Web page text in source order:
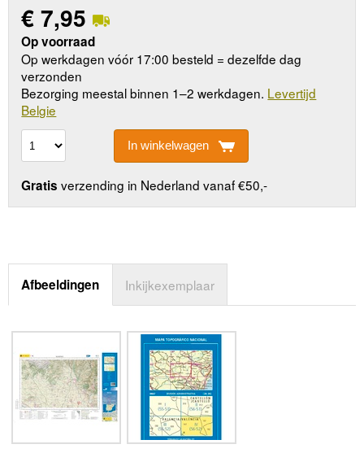
€7,95
Op voorraad
Op werkdagen vóór 17:00 besteld = dezelfde dag
verzonden
Bezorging meestal binnen 1–2 werkdagen. Levertijd
Belgie
In winkelwagen
Gratis verzending in Nederland vanaf €50,-
Afbeeldingen Inkijkexemplaar